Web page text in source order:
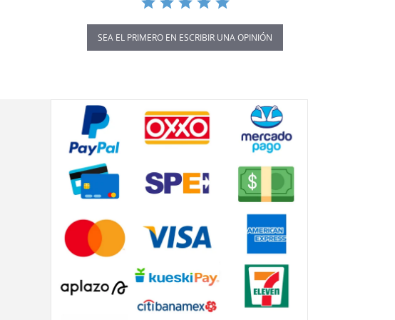
SEA EL PRIMERO EN ESCRIBIR UNA OPINIÓN